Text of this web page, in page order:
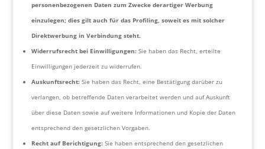
personenbezogenen Daten zum Zwecke derartiger Werbung
einzulegen; dies gilt auch für das Profiling, soweit es mit solcher
Direktwerbung in Verbindung steht.
Widerrufsrecht bei Einwilligungen:Sie haben das Recht, erteilte
Einwilligungen jederzeit zu widerrufen.
Auskunftsrecht:Sie haben das Recht, eine Bestätigung darüber zu
verlangen, ob betreffende Daten verarbeitet werden und auf Auskunft
über diese Daten sowie auf weitere Informationen und Kopie der Daten
entsprechend den gesetzlichen Vorgaben.
Recht auf Berichtigung:Sie haben entsprechend den gesetzlichen